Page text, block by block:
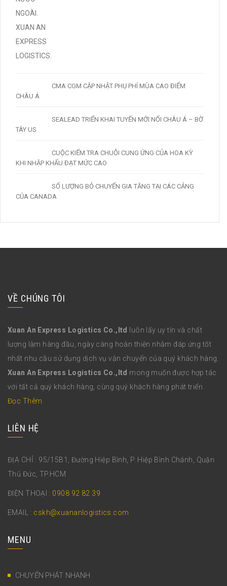
CMA CGM CẬP NHẬT PHỤ PHÍ MÙA CAO ĐIỂM
CHÂU Á
SEALEAD TRIỂN KHAI TUYẾN MỚI NỐI CHÂU Á – BỜ
TÂY US
CUỘC KIỂM TRA CHUỖI CUNG ỨNG CỦA HOA KỲ
KHI NHẬP KHẨU ĐẠT MỨC CAO
SỐ LƯỢNG BỎ CHUYẾN GIA TĂNG TẠI CÁC CẢNG
CỦA CANADA
VỀ CHÚNG TÔI
Xuan An Express Logistics Co.,ltd
luôn lấy uy tín và chất
lượng làm hàng đầu, ngày càng hoàn thiện nhằm đáp ứng tốt
nhất nhu cầu sử dụng dịch vụ vận chuyển của quý khách hàng.
Xuan An Express Logistics Co.,ltd mong muốn được hợp tác
với tất cả quý khách hàng, cùng quý khách hàng phát triển.
Đọc Thêm
LIÊN HỆ
ĐỊA CHỈ : 95/15B1, Đường Hiệp Bình, P. Hiệp Bình Chánh, Quận
Thủ Đức, TP.HCM
ĐIỆN THOẠI : 0908 92 82 39
EMAIL : cskh@xuananlogistics.com
MENU
CHUYỂN PHÁT NHANH